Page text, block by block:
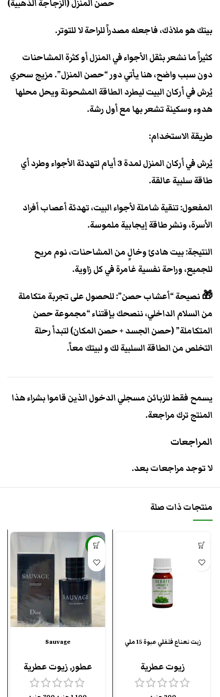
حصن المنزل (الزجاجة الذهبية)
بيتك هو ملاذك، فاجعله مصدراً للراحة لا للتوتر.
كثيراً ما نشعر بثقل الأجواء في المنزل أو كثرة المشاحنات
دون سبب واضح، هنا يأتي دور “حصن المنزل”. مزيج سحري
يُرش في أركان البيت ليطرد الطاقة المشحونة ويحل محلها
هدوء وسكينة تشعر بها مع أول رشة.
طريقة الاستخدام:
يُرش في أركان المنزل لمدة 3 أيام لتهدئة الأجواء وطرد أي
طاقة سلبية عالقة.
المفعول: تنقية شاملة لأجواء البيت، تهدئة أعصاب أفراد
الأسرة، ونشر طاقة إيجابية ملموسة.
النتيجة: بيت هادئ وخالٍ من المشاحنات، نوم مريح
للجميع، وراحة نفسية غامرة في كل زاوية.
🎁 نصيحة “أعشاب حصن”: للحصول على تجربة متكاملة
من السلام الداخلي، ننصحك بإقتناء “مجموعة حصن
المتكاملة” (حصن الجسد + حصن المكان) لتبدأ رحلة
التخلص من الطاقة السلبية لك و لبيتك معاً.
المراجعات
لا توجد مراجعات بعد.
يسمح فقط للزبائن مسجلي الدخول الذين قاموا بشراء هذا
المنتج ترك مراجعة.
منتجات ذات صلة
زيت نعناع فلفلي عبوة 15 ملي
زيوت عطرية
-36%
Sauvage
عطور,زيوت عطرية